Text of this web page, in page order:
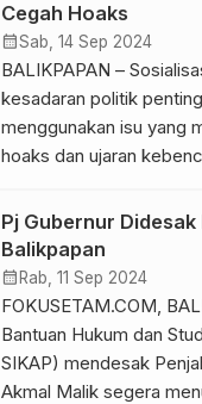
Cegah Hoaks
calendar_monthSab, 14 Sep 2024
BALIKPAPAN –
kesadaran politik
menggunakan isu yang
hoaks dan ujaran
Pj Gubernur
Balikpapan
calendar_month Rab, 11 Sep 2024
FOKUSETAM.COM,
Bantuan Hukum dan
SIKAP) mendesak
Akmal Malik segera